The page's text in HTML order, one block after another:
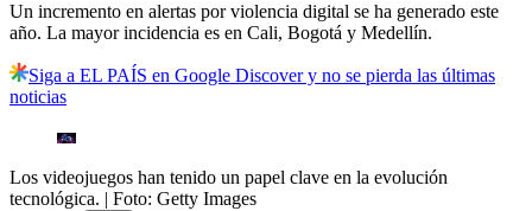
Un incremento en alertas por violencia digital se ha generado este
año. La mayor incidencia es en Cali, Bogotá y Medellín.
Siga a EL PAÍS en Google Discover y no se pierda las últimas
noticias
Los videojuegos han tenido un papel clave en la evolución
tecnológica. | Foto: Getty Images